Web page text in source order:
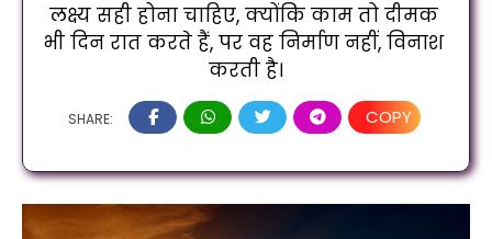
लक्ष्य सही होना चाहिए, क्योंकि काम तो दीमक
भी दिन रात करते हैं, पर वह निर्माण नहीं, विनाश
करती है।
SHARE: COPY